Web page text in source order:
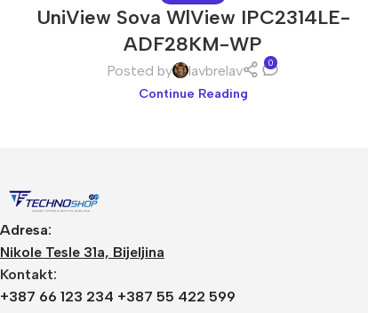
UniView Sova WlView IPC2314LE-
ADF28KM-WP
Posted by lavbrelav 0
Continue Reading
Adresa:
Nikole Tesle 31a, Bijeljina
Kontakt:
+387 66 123 234 +387 55 422 599